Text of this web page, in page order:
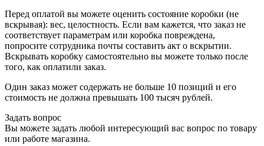
Перед оплатой вы можете оценить состояние коробки (не
вскрывая): вес, целостность. Если вам кажется, что заказ не
соответствует параметрам или коробка повреждена,
попросите сотрудника почты составить акт о вскрытии.
Вскрывать коробку самостоятельно вы можете только после
того, как оплатили заказ.
Один заказ может содержать не больше 10 позиций и его
стоимость не должна превышать 100 тысяч рублей.
Задать вопрос
Вы можете задать любой интересующий вас вопрос по товару
или работе магазина.